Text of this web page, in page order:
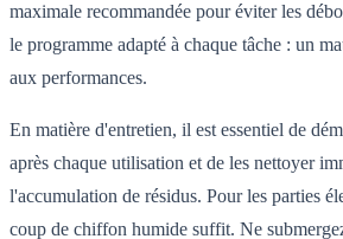
maximale recommandée pour éviter les
le programme adapté à chaque tâche : un
aux performances.
En matière d'entretien, il est essentiel de
après chaque utilisation et de les nettoyer
l'accumulation de résidus. Pour les parties
coup de chiffon humide suffit. Ne